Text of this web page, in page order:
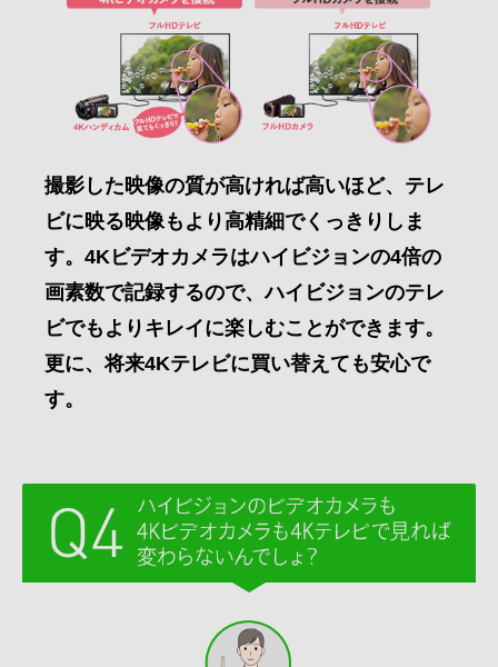
撮影した映像の質が高ければ高いほど、テレ
ビに映る映像もより高精細でくっきりしま
す。4Kビデオカメラはハイビジョンの4倍の
画素数で記録するので、ハイビジョンのテレ
ビでもよりキレイに楽しむことができます。
更に、将来4Kテレビに買い替えても安心で
す。